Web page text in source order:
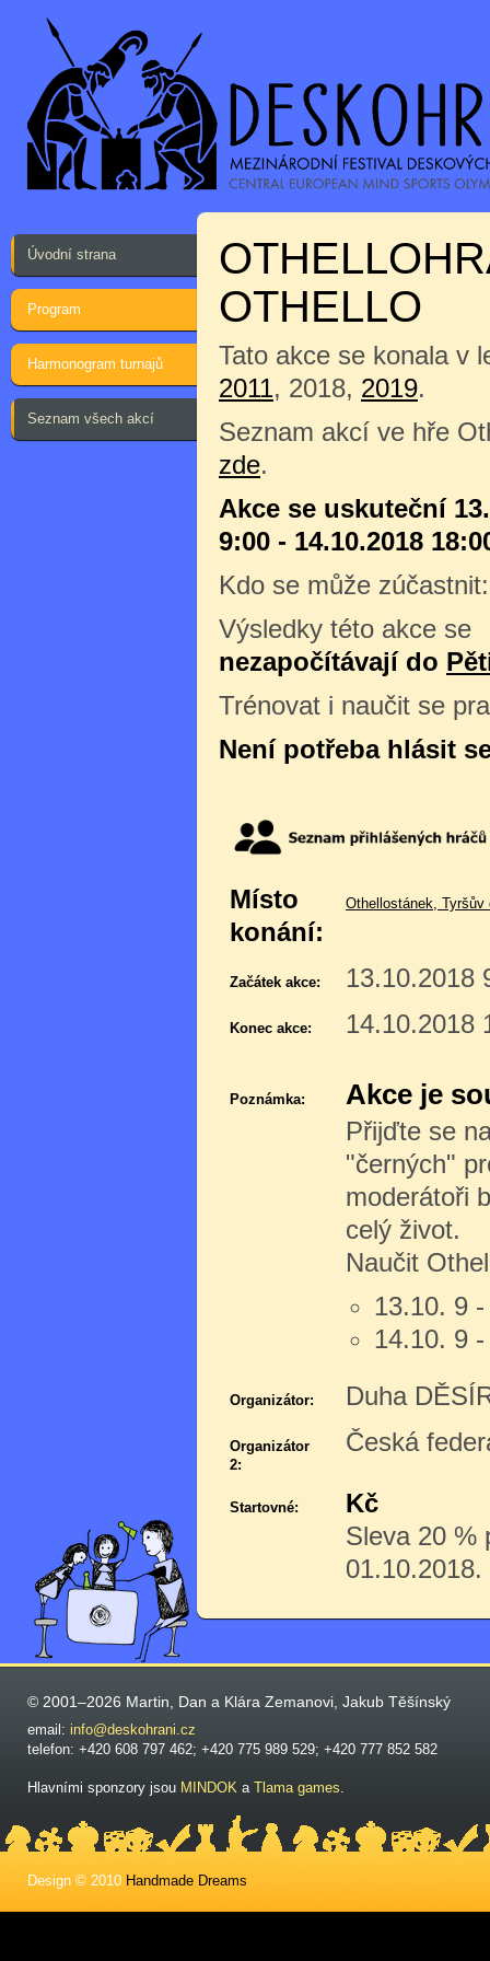
Úvodní strana
Program
Harmonogram turnajů
Seznam všech akcí
OTHELLO
Tato akce se konala v
2011, 2018, 2019.
Seznam akcí ve hře
zde.
Akce se uskuteční
9:00 - 14.10.2018
Kdo se může
Výsledky této akce se
nezapočítávají do
Trénovat i naučit se
Není potřeba hlásit
Místo
konání:
Othellostánek, Tyršův
Začátek akce: 13.10.2018
Konec akce: 14.10.2018
Poznámka: Akce je
Přijďte se
"černých"
moderátoři
celý život.
Naučit
13.10. 9
14.10. 9
Organizátor: Duha
Organizátor
2:
Česká
Startovné:
Kč
Sleva 20 %
01.10.2018.
© 2001–2026 Martin, Dan a Klára Zemanovi, Jakub Těšínský
email: info@deskohrani.cz
telefon: +420 608 797 462; +420 775 989 529; +420 777 852 582
Hlavními sponzory jsou MINDOK a Tlama games.
Design © 2010 Handmade Dreams